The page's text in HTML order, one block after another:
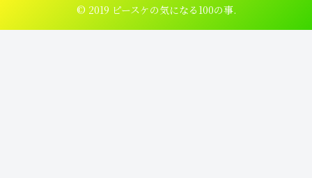
© 2019 ピースケの気になる100の事.